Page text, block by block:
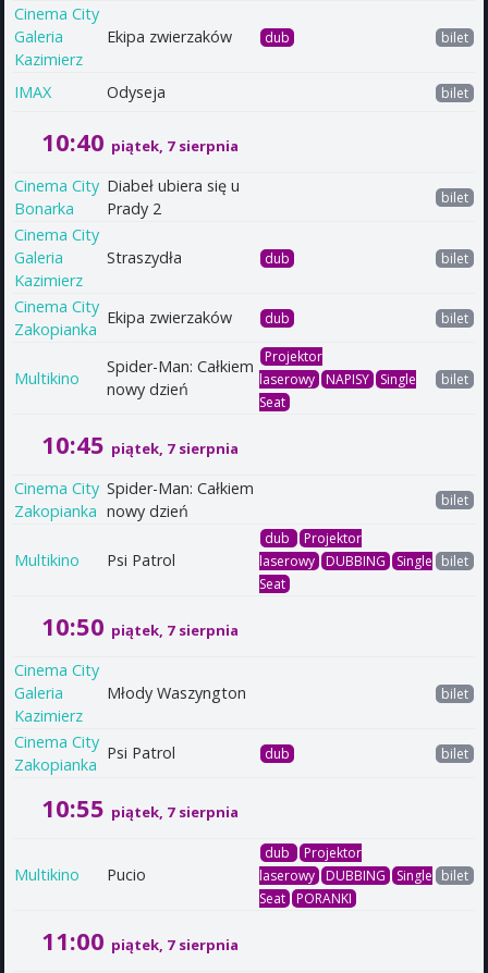
Cinema City
Galeria
Kazimierz
Ekipa zwierzaków dub bilet
IMAX Odyseja bilet
10:40 piątek, 7 sierpnia
Cinema City
Bonarka
Diabeł ubiera się u
Prady 2
bilet
Cinema City
Galeria
Kazimierz
Straszydła dub bilet
Cinema City
Zakopianka
Ekipa zwierzaków dub bilet
Multikino
Spider-Man: Całkiem
nowy dzień
Projektor
laserowy
NAPISY
Single
Seat
bilet
10:45 piątek, 7 sierpnia
Cinema City
Zakopianka
Spider-Man: Całkiem
nowy dzień
bilet
Multikino Psi Patrol
dub
Projektor
laserowy
DUBBING
Single
Seat
bilet
10:50 piątek, 7 sierpnia
Cinema City
Galeria
Kazimierz
Młody Waszyngton bilet
Cinema City
Zakopianka
Psi Patrol dub bilet
10:55 piątek, 7 sierpnia
Multikino Pucio
dub
Projektor
laserowy
DUBBING
Single
Seat
PORANKI
bilet
11:00 piątek, 7 sierpnia